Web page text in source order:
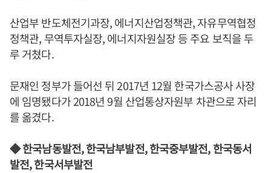
산업부 반도체전기과장, 에너지산업정책관, 자유무역협정
정책관, 무역투자실장, 에너지자원실장 등 주요 보직을 두
루 거쳤다.
문재인 정부가 들어선 뒤 2017년 12월 한국가스공사 사장
에 임명됐다가 2018년 9월 산업통상자원부 차관으로 자리
를 옮겼다.
◆ 한국남동발전, 한국남부발전, 한국중부발전, 한국동서
발전, 한국서부발전